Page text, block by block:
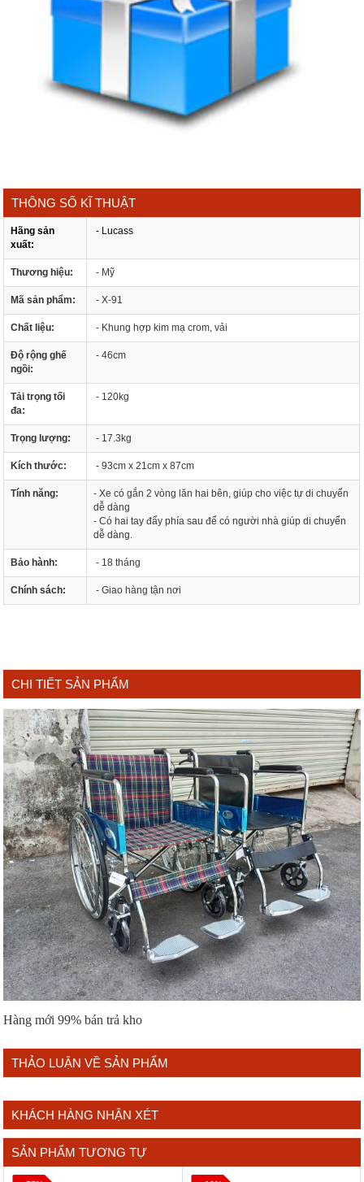
THÔNG SỐ KĨ THUẬT
Hãng sản
xuất:
- Lucass
Thương hiệu: - Mỹ
Mã sản phẩm: - X-91
Chất liệu: - Khung hợp kim mạ crom, vải
Độ rộng ghế
ngồi:
- 46cm
Tải trọng tối
đa:
- 120kg
Trọng lượng: - 17.3kg
Kích thước: - 93cm x 21cm x 87cm
Tính năng:
- Xe có gắn 2 vòng lăn hai bên, giúp cho việc tự di chuyển
dễ dàng
- Có hai tay đẩy phía sau để có người nhà giúp di chuyển
dễ dàng.
Bảo hành: - 18 tháng
Chính sách: - Giao hàng tận nơi
CHI TIẾT SẢN PHẨM
Hàng mới 99% bán trả kho
THẢO LUẬN VỀ SẢN PHẨM
KHÁCH HÀNG NHẬN XÉT
SẢN PHẨM TƯƠNG TỰ